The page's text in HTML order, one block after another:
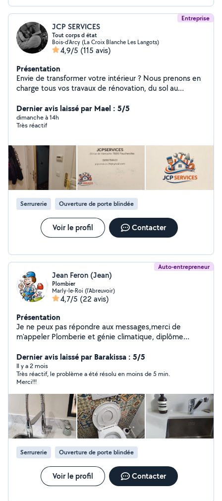
Entreprise
JCP SERVICES
Tout corps d état
Bois-d'Arcy (La Croix Blanche Les Langots)
4,9/5 (115 avis)
Présentation
Envie de transformer votre intérieur ? Nous prenons en
charge tous vos travaux de rénovation, du sol au
métier, chaque projet est unique et parfaitement
maîtrisé. Confiez-nous vos envies, et nous les réalisons
avec passion ! Regardez dans les photos pour en savoir
Dernier avis laissé par Mael : 5/5
dimanche à 14h
Très réactif
Serrurerie Ouverture de porte blindée
Voir le profil Contacter
Auto-entrepreneur
Jean Feron (Jean)
Plombier
Marly-le-Roi (l'Abreuvoir)
4,7/5 (22 avis)
Présentation
Je ne peux pas répondre aux messages,merci de
m'appeler Plomberie et génie climatique, diplôme
WC,dépannage, climatisation, entretien et diagnostic.
Cuivre et PvC, je travaille également avec un associé
plombier. Devis gratuit avec mon associé.
Dernier avis laissé par Barakissa : 5/5
Il y a 2 mois
Très réactif, le problème a été résolu en moins de 5 min.
Merci!!!
Serrurerie Ouverture de porte blindée
Voir le profil Contacter